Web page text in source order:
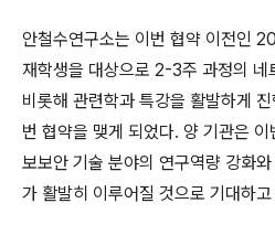
안철수연구소는 이번 협약 이전인
재학생을 대상으로 2-3주 과정의 네
비롯해 관련학과 특강을 활발하게
번 협약을 맺게 되었다. 양 기관은
보보안 기술 분야의 연구역량 강화
가 활발히 이루어질 것으로 기대하고